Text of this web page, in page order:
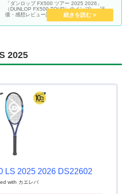
「ダンロップ FX500 ツアー 2025 2026」
（DUNLOP FX500 TOUR）のインプレ・評
価・感想レビュー記事です。
2025
LS 2025 2026 DS22602
with カエレバ